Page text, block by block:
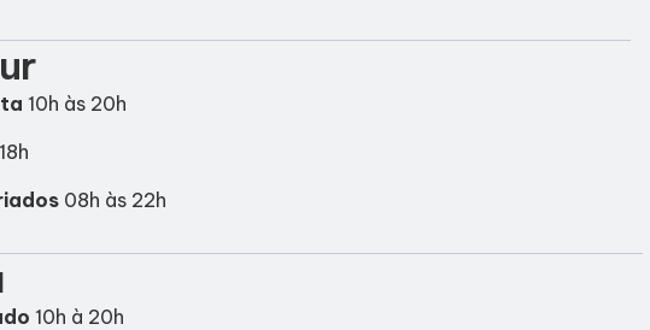
10h às 20h
08h às 22h
10h à 20h